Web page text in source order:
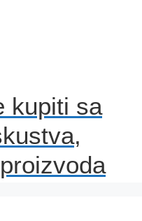
kupiti sa